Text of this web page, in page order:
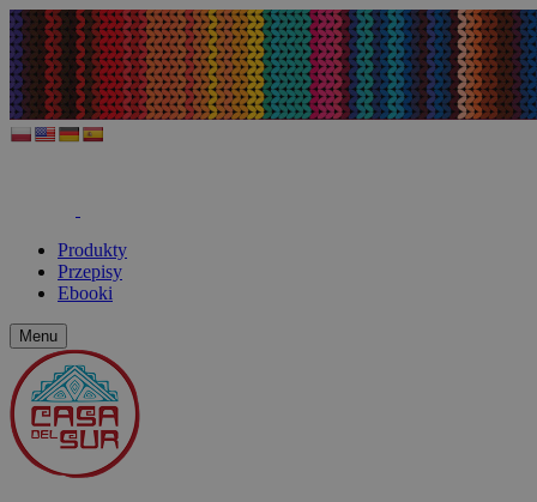
Produkty
Przepisy
Ebooki
Menu